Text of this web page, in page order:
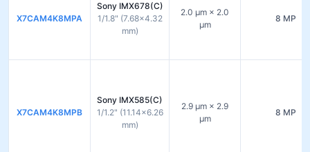
X7CAM4K8MPA
Sony IMX678(C)
1/1.8" (7.68×4.32
mm)
2.0 µm × 2.0
µm
8 MP
X7CAM4K8MPB
Sony IMX585(C)
1/1.2" (11.14×6.26
mm)
2.9 µm × 2.9
µm
8 MP